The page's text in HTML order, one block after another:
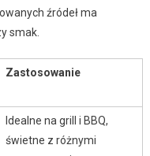
źródeł ma
smak.
Zastosowanie
Idealne na grill i BBQ,
świetne z różnymi